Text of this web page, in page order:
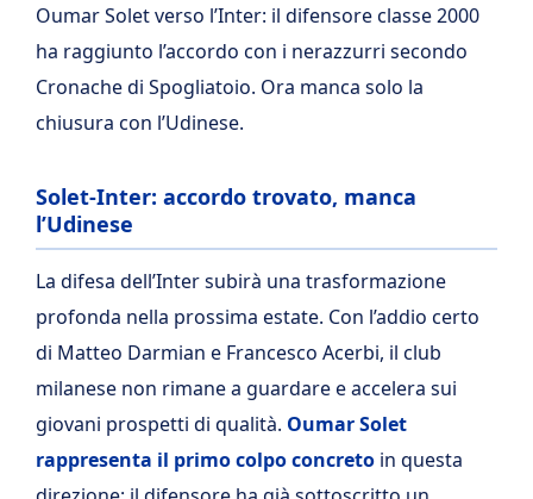
Oumar Solet verso l’Inter: il difensore classe 2000
ha raggiunto l’accordo con i nerazzurri secondo
Cronache di Spogliatoio. Ora manca solo la
chiusura con l’Udinese.
Solet-Inter: accordo trovato, manca
l’Udinese
La difesa dell’Inter subirà una trasformazione
profonda nella prossima estate. Con l’addio certo
di Matteo Darmian e Francesco Acerbi, il club
milanese non rimane a guardare e accelera sui
giovani prospetti di qualità. Oumar Solet
rappresenta il primo colpo concreto in questa